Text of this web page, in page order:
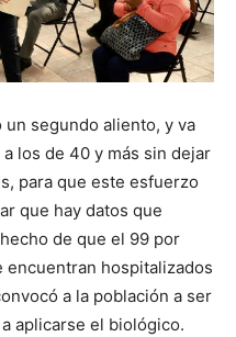
un segundo aliento, y va
los de 40 y más sin dejar
para que este esfuerzo
que hay datos que
de que el 99 por
hospitalizados
a la población a ser
aplicarse el biológico.